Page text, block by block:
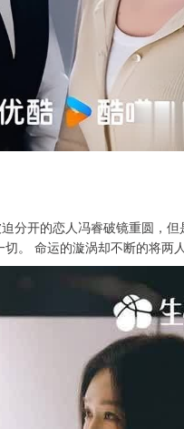
分开的恋人冯睿破镜重圆，
。 命运的漩涡却不断的将两